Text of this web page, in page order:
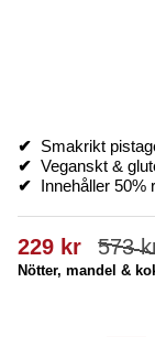
✔ Smakrikt
✔ Veganskt &
✔
Innehåller
573
229 kr
Nötter, mandel &